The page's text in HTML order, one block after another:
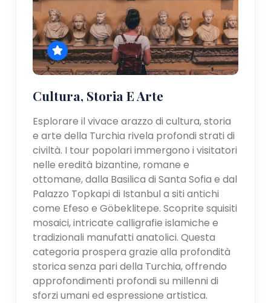
Cultura, Storia E Arte
Esplorare il vivace arazzo di cultura, storia
e arte della Turchia rivela profondi strati di
civiltà. I tour popolari immergono i visitatori
nelle eredità bizantine, romane e
ottomane, dalla Basilica di Santa Sofia e dal
Palazzo Topkapi di Istanbul a siti antichi
come Efeso e Göbeklitepe. Scoprite squisiti
mosaici, intricate calligrafie islamiche e
tradizionali manufatti anatolici. Questa
categoria prospera grazie alla profondità
storica senza pari della Turchia, offrendo
approfondimenti profondi su millenni di
sforzi umani ed espressione artistica.